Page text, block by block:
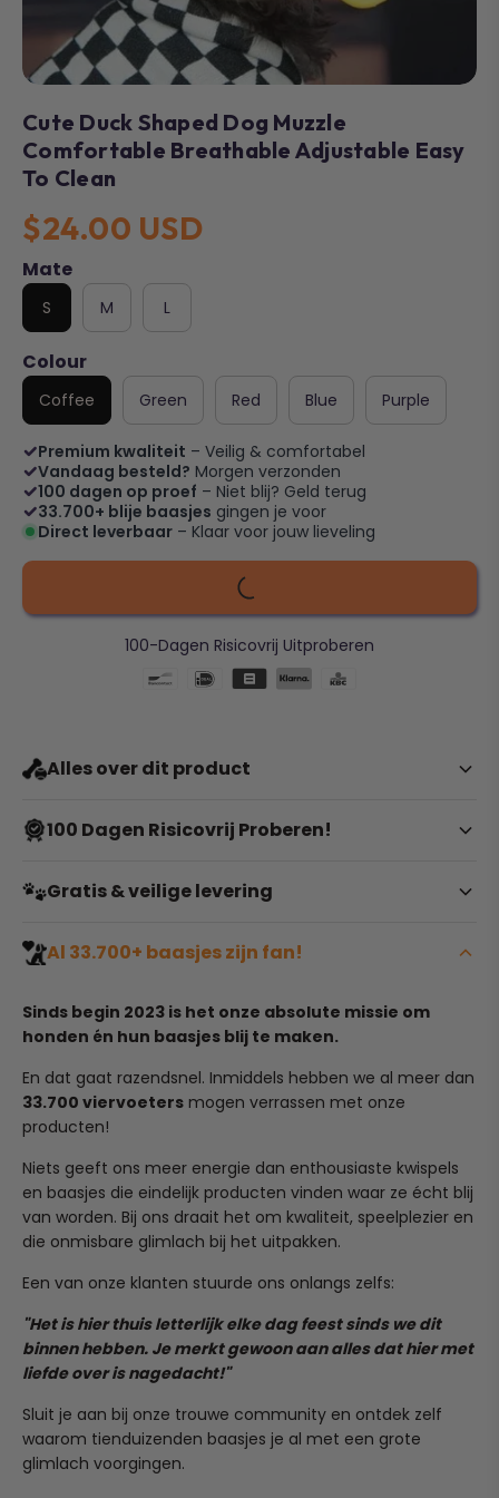
Cute Duck Shaped Dog Muzzle
Comfortable Breathable Adjustable Easy
To Clean
$24.00 USD
Mate
S M L
Colour
Coffee Green Red Blue Purple
Premium kwaliteit – Veilig & comfortabel
Vandaag besteld? Morgen verzonden
100 dagen op proef – Niet blij? Geld terug
33.700+ blije baasjes gingen je voor
Direct leverbaar – Klaar voor jouw lieveling
100-Dagen Risicovrij Uitproberen
Alles over dit product
Quack up your puppy's safety
and comfort!
This muzzle transforms your pup into the cutest duckling,
making walks and vet visits more enjoyable and less
intimidating to others.
Made to ensure your dog's comfort while maintaining
control, this uniquely designed muzzle will put a smile on
100 Dagen Risicovrij Proberen!
Twijfel je nog over de kleur of maat? Geen enkel
om je bestelling te ruilen of retourneren
wat we vragen is dat het artikel ongebruikt, ongedragen
Wil je een artikel terugsturen of omruilen? Stuur
simpelweg een mailtje naar team@ruffy.nl en we regelen
het soepel voor je.
(Heeft je pup in al zijn enthousiasme het product per
ongeluk kapot gekauwd? Dit valt helaas niet onder
normale slijtage, maar mail ons ook dan gerust even, we
kijken graag of we iets voor je kunnen betekenen!)
Gratis & veilige levering
Geen onverwachte kosten bij het afrekenen. Wij bieden
Nederland en België!
Zodra jij je bestelling plaatst, gaan we direct voor je aan
de slag. Onze verwerkingstijd is 1 tot 2 werkdagen, waarna
je pakketje binnen 4 tot 6 kalenderdagen bij je wordt
bezorgd.
Heb je per ongeluk een verkeerd adres ingevuld? Stuur
ons dan binnen 24 uur een mailtje op team@ruffy.nl, dan
lossen we het direct voor je op."
Al 33.700+ baasjes zijn fan!
Sinds begin 2023 is het onze absolute missie om
honden én hun baasjes blij te maken.
En dat gaat razendsnel. Inmiddels hebben we al meer dan
33.700 viervoeters mogen verrassen met onze
producten!
Niets geeft ons meer energie dan enthousiaste kwispels
en baasjes die eindelijk producten vinden waar ze écht blij
van worden. Bij ons draait het om kwaliteit, speelplezier en
die onmisbare glimlach bij het uitpakken.
Een van onze klanten stuurde ons onlangs zelfs:
"Het is hier thuis letterlijk elke dag feest sinds we dit
binnen hebben. Je merkt gewoon aan alles dat hier met
liefde over is nagedacht!"
Sluit je aan bij onze trouwe community en ontdek zelf
waarom tienduizenden baasjes je al met een grote
glimlach voorgingen.